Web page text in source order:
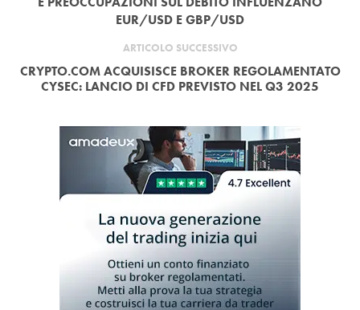
EUR/USD E GBP/USD
ARTICOLO SUCCESSIVO
CRYPTO.COM ACQUISISCE BROKER REGOLAMENTATO
CYSEC: LANCIO DI CFD PREVISTO NEL Q3 2025